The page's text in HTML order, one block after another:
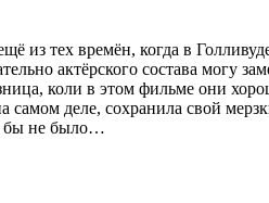
из тех времён, когда в
актёрского состава могу
коли в этом фильме они
самом деле, сохранила свой
бы не было…